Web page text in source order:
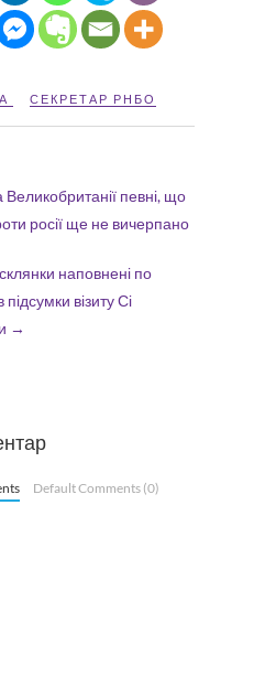
СЕКРЕТАР РНБО
певні, що
росії ще не вичерпано
наповнені по
візиту Сі
→
Default Comments (0)